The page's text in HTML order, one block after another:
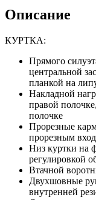
Описание
КУРТКА:
Прямого
центральной
планкой на
Накладной
правой
полочке
Прорезные
прорезным
Низ куртки на
регулировкой
Втачной
Двухшовные
внутренней